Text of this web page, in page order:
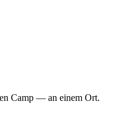
Camp — an einem Ort.